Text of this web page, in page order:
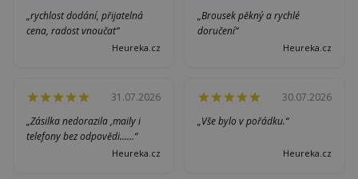
„rychlost dodání, přijatelná
cena, radost vnoučat“
Heureka.cz
„Brousek pěkný a rychlé
doručení“
Heureka.cz
31.07.2026
„Zásilka nedorazila ,maily i
telefony bez odpovědi......“
Heureka.cz
30.07.2026
„Vše bylo v pořádku.“
Heureka.cz